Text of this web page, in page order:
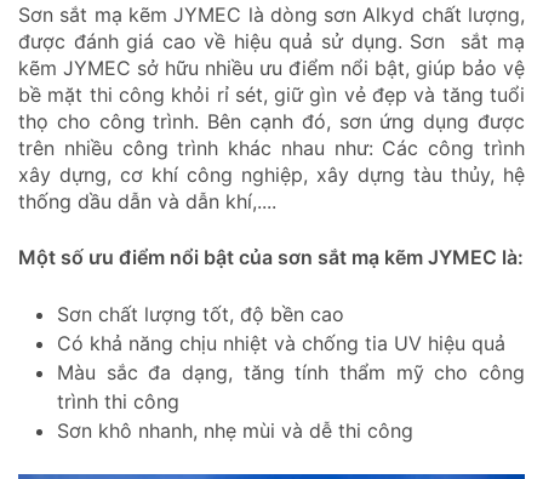
Sơn sắt mạ kẽm JYMEC là dòng sơn Alkyd chất lượng,
được đánh giá cao về hiệu quả sử dụng. Sơn sắt mạ
kẽm JYMEC sở hữu nhiều ưu điểm nổi bật, giúp bảo vệ
bề mặt thi công khỏi rỉ sét, giữ gìn vẻ đẹp và tăng tuổi
thọ cho công trình. Bên cạnh đó, sơn ứng dụng được
trên nhiều công trình khác nhau như: Các công trình
xây dựng, cơ khí công nghiệp, xây dựng tàu thủy, hệ
thống dầu dẫn và dẫn khí,....
Một số ưu điểm nổi bật của sơn sắt mạ kẽm JYMEC là:
Sơn chất lượng tốt, độ bền cao
Có khả năng chịu nhiệt và chống tia UV hiệu quả
Màu sắc đa dạng, tăng tính thẩm mỹ cho công
trình thi công
Sơn khô nhanh, nhẹ mùi và dễ thi công